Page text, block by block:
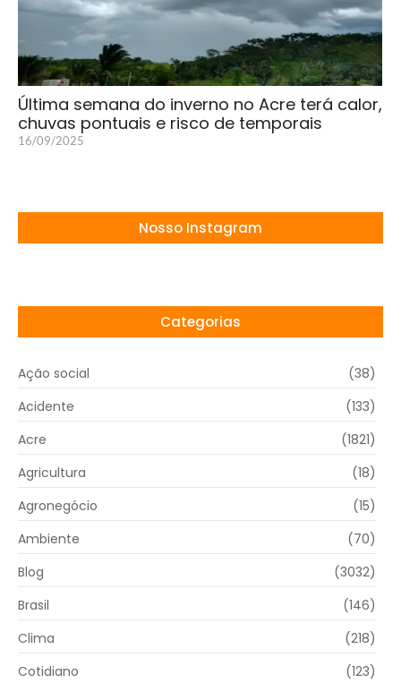
Última semana do inverno no Acre terá calor,
chuvas pontuais e risco de temporais
16/09/2025
Nosso Instagram
Categorias
Ação social
(38)
Acidente
(133)
Acre
(1821)
Agricultura
(18)
Agronegócio
(15)
Ambiente
(70)
Blog
(3032)
Brasil
(146)
Clima
(218)
Cotidiano
(123)